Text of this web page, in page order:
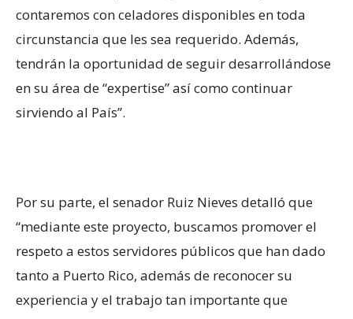
contaremos con celadores disponibles en toda
circunstancia que les sea requerido. Además,
tendrán la oportunidad de seguir desarrollándose
en su área de “expertise” así como continuar
sirviendo al País”.
Por su parte, el senador Ruiz Nieves detalló que
“mediante este proyecto, buscamos promover el
respeto a estos servidores públicos que han dado
tanto a Puerto Rico, además de reconocer su
experiencia y el trabajo tan importante que